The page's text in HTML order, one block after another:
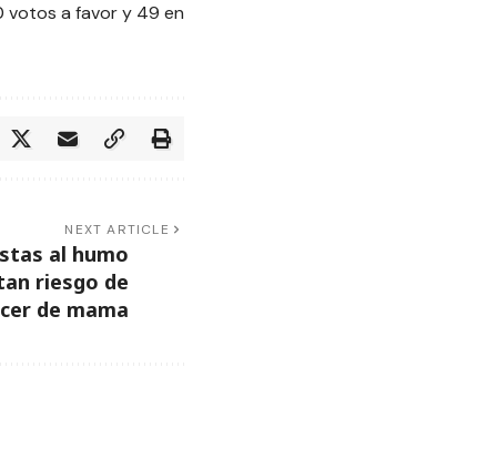
votos a favor y 49 en
NEXT ARTICLE
al humo
riesgo de
de mama